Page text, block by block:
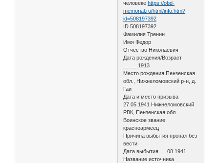
человекеhttps://obd-
memorial.ru/html/info.htm?
id=508197392
ID 508197392
Фамилия Тренин
Имя Федор
Отчество Николаевич
Дата рождения/Возраст
__.__.1913
Место рождения Пензенская
обл., Нижнеломовский р-н, д.
Гаи
Дата и место призыва
27.05.1941 Нижнеломовский
РВК, Пензенская обл.
Воинское звание
красноармеец
Причина выбытия пропал без
вести
Дата выбытия __.08.1941
Название источника